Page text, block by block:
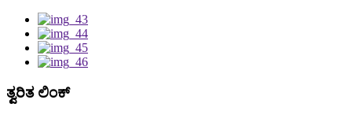
ತ್ವರಿತ ಲಿಂಕ್